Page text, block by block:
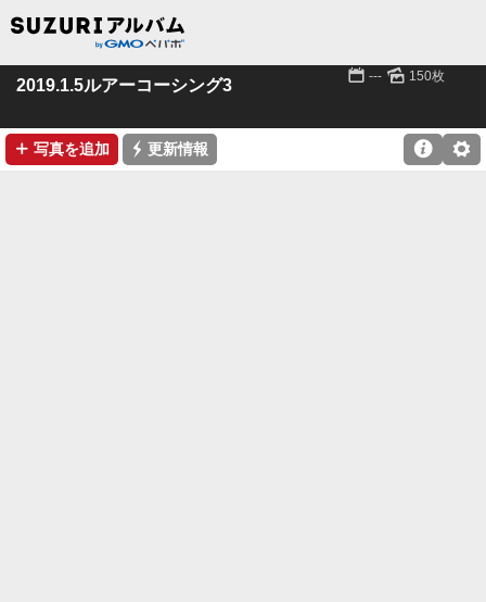
2019.1.5ルアーコーシング3 📅 --- 🌄 150枚
➕ 写真を追加 ⚡ 更新情報 ⚙
